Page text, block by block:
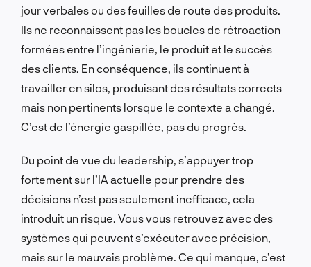
jour verbales ou des feuilles de route des produits.
Ils ne reconnaissent pas les boucles de rétroaction
formées entre l’ingénierie, le produit et le succès
des clients. En conséquence, ils continuent à
travailler en silos, produisant des résultats corrects
mais non pertinents lorsque le contexte a changé.
C’est de l’énergie gaspillée, pas du progrès.
Du point de vue du leadership, s’appuyer trop
fortement sur l’IA actuelle pour prendre des
décisions n’est pas seulement inefficace, cela
introduit un risque. Vous vous retrouvez avec des
systèmes qui peuvent s’exécuter avec précision,
mais sur le mauvais problème. Ce qui manque, c’est